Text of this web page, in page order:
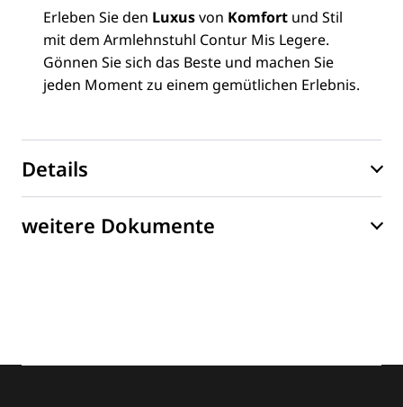
Erleben Sie den Luxusvon Komfort und Stil
mit dem Armlehnstuhl Contur Mis Legere.
Gönnen Sie sich das Beste und machen Sie
jeden Moment zu einem gemütlichen Erlebnis.
Details
weitere Dokumente